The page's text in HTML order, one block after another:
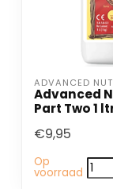
ADVANCED
Advanced
Part Two 1
€9,95
Op
voorraad